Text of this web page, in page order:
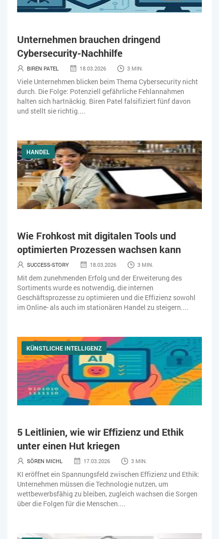
Unternehmen brauchen dringend
Cybersecurity-Nachhilfe
BIREN PATEL 18.03.2026 3 MIN.
Viele Unternehmen blicken beim Thema Cybersecurity nicht
durch. Die Folge: Potenziell gefährliche Fehlannahmen
halten sich hartnäckig. Biren Patel falsifiziert fünf davon
und stellt sie richtig....
HANDEL
Wie Frohkost mit digitalen Tools und
optimierten Prozessen wachsen kann
SUCCESS-STORY 18.03.2026 3 MIN.
Mit dem zunehmenden Erfolg und der Erweiterung des
Sortiments wurde es notwendig, die internen
Geschäftsprozesse zu optimieren und die Effizienz sowohl
im Online- als auch im stationären Handel zu steigern....
KÜNSTLICHE INTELLIGENZ
5 Leitlinien, wie wir Effizienz und Ethik
unter einen Hut kriegen
SÖREN MICHL 17.03.2026 3 MIN.
KI eröffnet ein Spannungsfeld zwischen Effizienz und Ethik:
Unternehmen müssen die Technologie nutzen, um
wettbewerbsfähig zu bleiben, zugleich wachsen die Sorgen
über die Folgen für die Menschen....